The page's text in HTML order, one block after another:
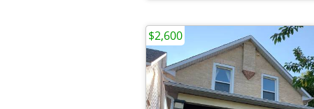
$2,600